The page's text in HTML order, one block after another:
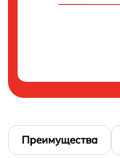
Преимущества